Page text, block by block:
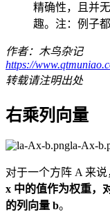
精确性，且并
趣。注：例子
作者：木鸟杂记
https://
转载请注明出处
右乘列向量
la-Ax-
对于一个方阵 A 来说
x 中的值作为权重，
的列向量 b。